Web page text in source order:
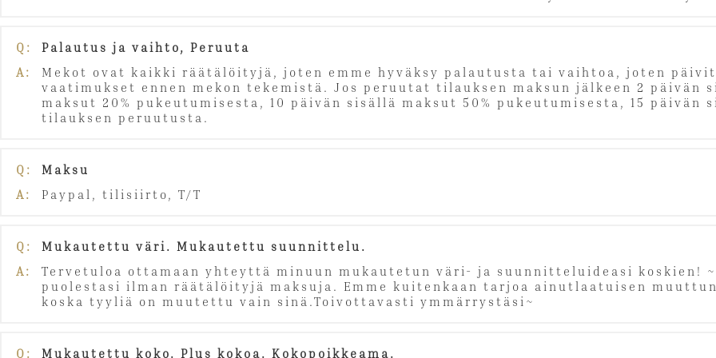
Q:
Palautus ja vaihto, Peruuta
A:
Mekot ovat kaikki räätälöityjä, joten emme hyväksy palautusta tai vaihtoa, joten
vaatimukset ennen mekon tekemistä. Jos peruutat tilauksen maksun jälkeen 2 päivän
maksut 20% pukeutumisesta, 10 päivän sisällä maksut 50% pukeutumisesta, 15
tilauksen peruutusta.
Q:
Maksu
A:
Paypal, tilisiirto, T/T
Q:
Mukautettu väri. Mukautettu suunnittelu.
A:
Tervetuloa ottamaan yhteyttä minuun mukautetun väri- ja suunnitteluideasi koskien!
puolestasi ilman räätälöityjä maksuja. Emme kuitenkaan tarjoa ainutlaatuisen
koska tyyliä on muutettu vain sinä.Toivottavasti ymmärrystäsi~
Q: Mukautettu koko. Plus kokoa. Kokopoikkeama.